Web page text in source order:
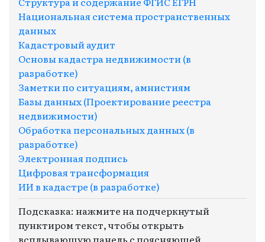
Национальная система пространственных
данных
Кадастровый аудит
Основы кадастра недвижимости (в
разработке)
Заметки по ситуациям, амнистиям
Базы данных (Проектирование реестра
недвижимости)
Обработка персональных данных (в
разработке)
Электронная подпись
Цифровая трансформация
ИИ в кадастре (в разработке)
Подсказка: нажмите на подчеркнутый
пунктиром текст, чтобы открыть
всплывающую панель с поясняющей